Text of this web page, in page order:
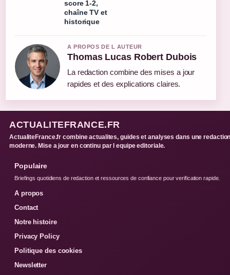
score 1-2,
chaîne TV et
historique
A PROPOS DE L AUTEUR
Thomas Lucas Robert Dubois
La redaction combine des mises a jour
rapides et des explications claires.
ACTUALITEFRANCE.FR
ActualiteFrance.fr combine actualites, guides et analyses dans une
moderne. Mise a jour en continu par l equipe editoriale.
Populaire
Briefings quotidiens de redaction et ressources de confiance pour verification rapide.
A propos
Contact
Notre histoire
Privacy Policy
Politique des cookies
Newsletter